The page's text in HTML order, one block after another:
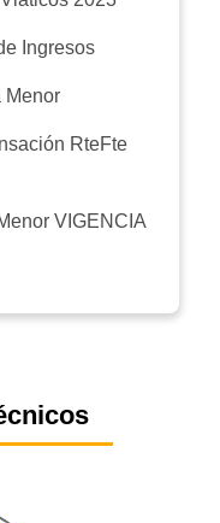
Ingresos
Menor
RteFte
VIGENCIA